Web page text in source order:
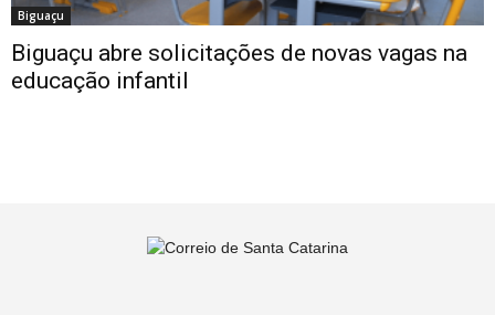
Biguaçu
Biguaçu abre solicitações de novas vagas na
educação infantil